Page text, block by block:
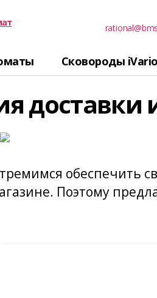
Сковороды iVario
доставки
обеспечить
Поэтому